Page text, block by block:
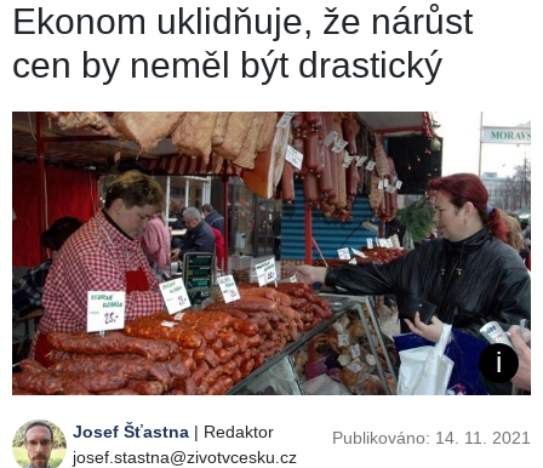
Ekonom uklidňuje, že nárůst
cen by neměl být drastický
Josef Šťastna | Redaktor
josef.stastna@zivotvcesku.cz
Publikováno: 14. 11. 2021